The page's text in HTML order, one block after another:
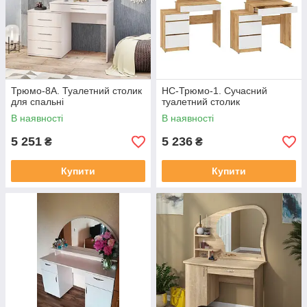
Трюмо-8А. Туалетний столик
для спальні
В наявності
5 251 ₴
Купити
НС-Трюмо-1. Сучасний
туалетний столик
В наявності
5 236 ₴
Купити